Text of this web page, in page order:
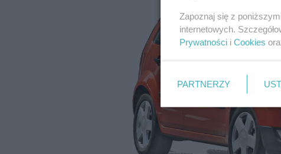
Zapoznaj się z
internetowych.
Prywatności i Cookies
PARTNERZY